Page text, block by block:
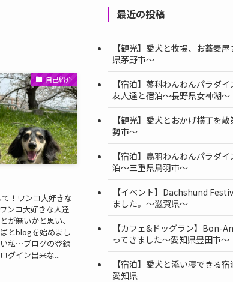
自己紹介
て！ワンコ大好きな
ンコ大好きな人達
が無いかと思い、
とblogを始めまし
私…ブログの登録
グイン出来な...
最近の投稿
【観光】愛犬と牧場、お蕎麦
県茅野市〜
【宿泊】蓼科わんわんパラダ
友人達と宿泊〜長野県女神湖〜
【観光】愛犬とおかげ横丁を
勢市〜
【宿泊】鳥羽わんわんパラダ
泊〜三重県鳥羽市〜
【イベント】Dachshund
ました。〜滋賀県〜
【カフェ&ドッグラン】Bon-
ってきました〜愛知県豊田市〜
【宿泊】愛犬と添い寝できる
愛知県